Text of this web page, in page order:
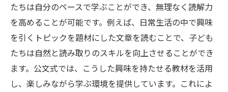
たちは自分のペースで学ぶことができ、無理なく読解力
を高めることが可能です。例えば、日常生活の中で興味
を引くトピックを題材にした文章を読むことで、子ども
たちは自然と読み取りのスキルを向上させることができ
ます。公文式では、こうした興味を持たせる教材を活用
し、楽しみながら学ぶ環境を提供しています。これによ